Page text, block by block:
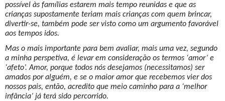
possível às famílias estarem mais tempo reunidas e que as
crianças supostamente teriam mais crianças com quem brincar,
divertir-se, também pode ser visto como um argumento favorável
aos tempos idos.
Mas o mais importante para bem avaliar, mais uma vez, segundo
a minha perspetiva, é levar em consideração os termos ‘amor’ e
‘afeto’. Amor, porque todos nós desejamos (necessitamos) ser
amados por alguém, e se o maior amor que recebemos vier dos
nossos pais, então, acredito que meio caminho para a ‘melhor
infância’ já terá sido percorrido.